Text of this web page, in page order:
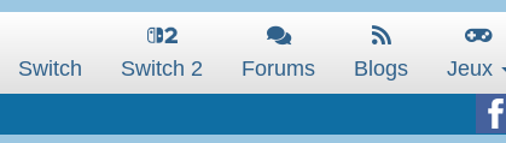
Switch Switch 2 Forums Blogs Jeux